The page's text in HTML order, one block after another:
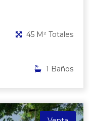
45 M² Totales
1 Baños